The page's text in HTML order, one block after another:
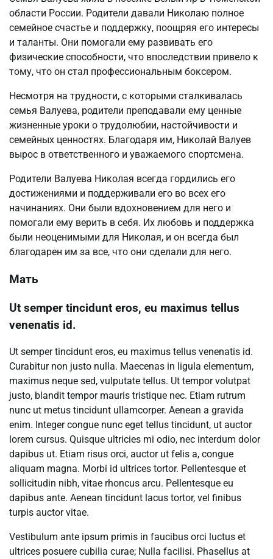
области России. Родители давали Николаю полное
семейное счастье и поддержку, поощряя его интересы
и таланты. Они помогали ему развивать его
физические способности, что впоследствии привело к
тому, что он стал профессиональным боксером.
Несмотря на трудности, с которыми сталкивалась
семья Валуева, родители преподавали ему ценные
жизненные уроки о трудолюбии, настойчивости и
семейных ценностях. Благодаря им, Николай Валуев
вырос в ответственного и уважаемого спортсмена.
Родители Валуева Николая всегда гордились его
достижениями и поддерживали его во всех его
начинаниях. Они были вдохновением для него и
помогали ему верить в себя. Их любовь и поддержка
были неоценимыми для Николая, и он всегда был
благодарен им за все, что они сделали для него.
Мать
Ut semper tincidunt eros, eu maximus tellus
venenatis id.
Ut semper tincidunt eros, eu maximus tellus venenatis id.
Curabitur non justo nulla. Maecenas in ligula elementum,
maximus neque sed, vulputate tellus. Ut tempor volutpat
justo, blandit tempor mauris tristique nec. Etiam rutrum
nunc ut metus tincidunt ullamcorper. Aenean a gravida
enim. Integer congue nunc eget tellus tincidunt, ut auctor
lorem cursus. Quisque ultricies mi odio, nec interdum dolor
dapibus ut. Etiam risus orci, auctor ut felis a, congue
aliquam magna. Morbi id ultrices tortor. Pellentesque et
sollicitudin nibh, vitae rhoncus arcu. Pellentesque eu
dapibus ante. Aenean tincidunt lacus tortor, vel finibus
turpis auctor vitae.
Vestibulum ante ipsum primis in faucibus orci luctus et
ultrices posuere cubilia curae; Nulla facilisi. Phasellus at